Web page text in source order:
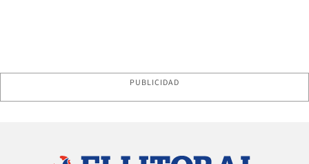
PUBLICIDAD